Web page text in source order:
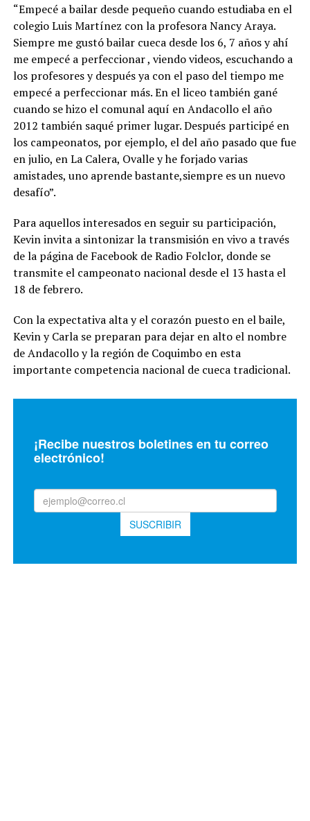
“Empecé a bailar desde pequeño cuando estudiaba en el
colegio Luis Martínez con la profesora Nancy Araya.
Siempre me gustó bailar cueca desde los 6, 7 años y ahí
me empecé a perfeccionar , viendo videos, escuchando a
los profesores y después ya con el paso del tiempo me
empecé a perfeccionar más. En el liceo también gané
cuando se hizo el comunal aquí en Andacollo el año
2012 también saqué primer lugar. Después participé en
los campeonatos, por ejemplo, el del año pasado que fue
en julio, en La Calera, Ovalle y he forjado varias
amistades, uno aprende bastante,siempre es un nuevo
desafío”.
Para aquellos interesados en seguir su participación,
Kevin invita a sintonizar la transmisión en vivo a través
de la página de Facebook de Radio Folclor, donde se
transmite el campeonato nacional desde el 13 hasta el
18 de febrero.
Con la expectativa alta y el corazón puesto en el baile,
Kevin y Carla se preparan para dejar en alto el nombre
de Andacollo y la región de Coquimbo en esta
importante competencia nacional de cueca tradicional.